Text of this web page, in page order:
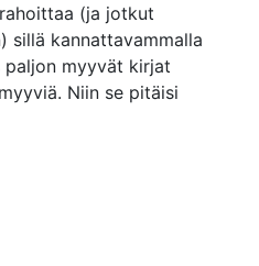
(ja jotkut
sillä kannattavammalla
paljon myyvät kirjat
Niin se pitäisi